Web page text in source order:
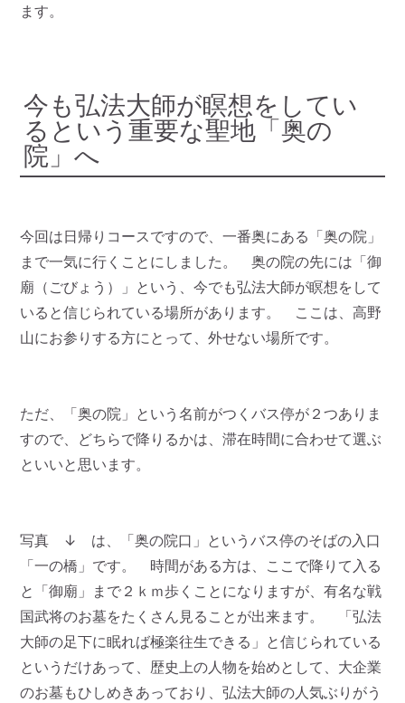
ます。
今も弘法大師が瞑想をしてい
るという重要な聖地「奥の
院」へ
今回は日帰りコースですので、一番奥にある「奥の院」
まで一気に行くことにしました。 奥の院の先には「御
廟（ごびょう）」という、今でも弘法大師が瞑想をして
いると信じられている場所があります。 ここは、高野
山にお参りする方にとって、外せない場所です。
ただ、「奥の院」という名前がつくバス停が２つありま
すので、どちらで降りるかは、滞在時間に合わせて選ぶ
といいと思います。
写真 ↓ は、「奥の院口」というバス停のそばの入口
「一の橋」です。 時間がある方は、ここで降りて入る
と「御廟」まで２ｋｍ歩くことになりますが、有名な戦
国武将のお墓をたくさん見ることが出来ます。 「弘法
大師の足下に眠れば極楽往生できる」と信じられている
というだけあって、歴史上の人物を始めとして、大企業
のお墓もひしめきあっており、弘法大師の人気ぶりがう